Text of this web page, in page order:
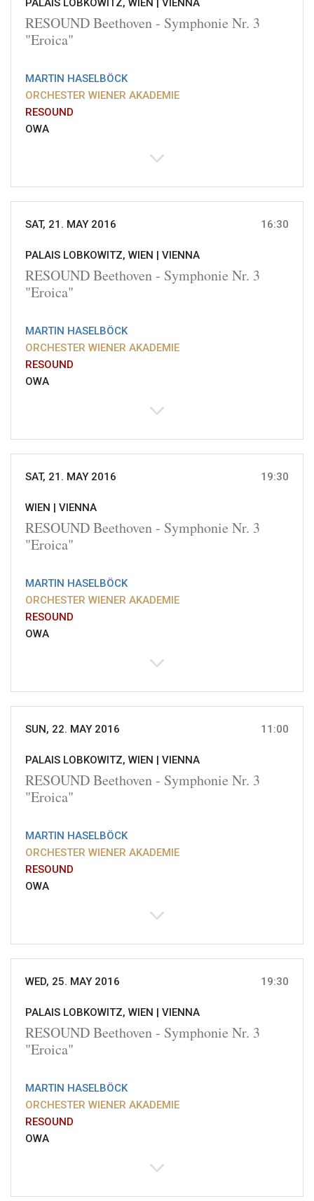
PALAIS LOBKOWITZ, WIEN | VIENNA
RESOUND Beethoven - Symphonie Nr. 3
"Eroica"
MARTIN HASELBÖCK
ORCHESTER WIENER AKADEMIE
RESOUND
OWA
SAT, 21. MAY 2016 16:30
PALAIS LOBKOWITZ, WIEN | VIENNA
RESOUND Beethoven - Symphonie Nr. 3
"Eroica"
MARTIN HASELBÖCK
ORCHESTER WIENER AKADEMIE
RESOUND
OWA
SAT, 21. MAY 2016 19:30
WIEN | VIENNA
RESOUND Beethoven - Symphonie Nr. 3
"Eroica"
MARTIN HASELBÖCK
ORCHESTER WIENER AKADEMIE
RESOUND
OWA
SUN, 22. MAY 2016 11:00
PALAIS LOBKOWITZ, WIEN | VIENNA
RESOUND Beethoven - Symphonie Nr. 3
"Eroica"
MARTIN HASELBÖCK
ORCHESTER WIENER AKADEMIE
RESOUND
OWA
WED, 25. MAY 2016 19:30
PALAIS LOBKOWITZ, WIEN | VIENNA
RESOUND Beethoven - Symphonie Nr. 3
"Eroica"
MARTIN HASELBÖCK
ORCHESTER WIENER AKADEMIE
RESOUND
OWA